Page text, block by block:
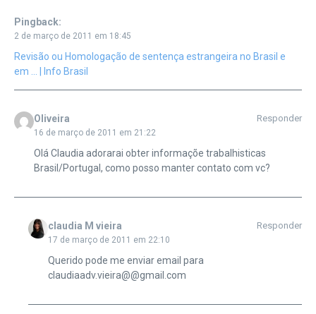
Pingback:
2 de março de 2011 em 18:45
Revisão ou Homologação de sentença estrangeira no Brasil e
em … | Info Brasil
Oliveira
16 de março de 2011 em 21:22
Responder
Olá Claudia adorarai obter informaçõe trabalhisticas
Brasil/Portugal, como posso manter contato com vc?
claudia M vieira
17 de março de 2011 em 22:10
Responder
Querido pode me enviar email para
claudiaadv.vieira@@gmail.com